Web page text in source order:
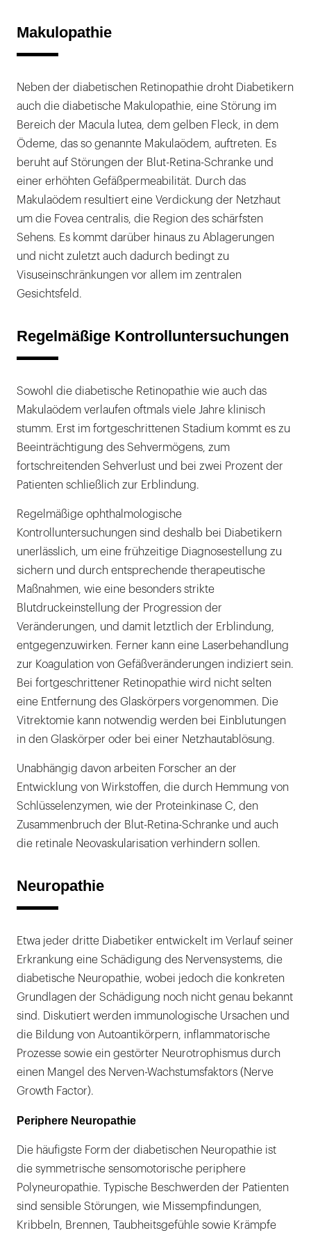
Makulopathie
Neben der diabetischen Retinopathie droht Diabetikern
auch die diabetische Makulopathie, eine Störung im
Bereich der Macula lutea, dem gelben Fleck, in dem
Ödeme, das so genannte Makulaödem, auftreten. Es
beruht auf Störungen der Blut-Retina-Schranke und
einer erhöhten Gefäßpermeabilität. Durch das
Makulaödem resultiert eine Verdickung der Netzhaut
um die Fovea centralis, die Region des schärfsten
Sehens. Es kommt darüber hinaus zu Ablagerungen
und nicht zuletzt auch dadurch bedingt zu
Visuseinschränkungen vor allem im zentralen
Gesichtsfeld.
Regelmäßige Kontrolluntersuchungen
Sowohl die diabetische Retinopathie wie auch das
Makulaödem verlaufen oftmals viele Jahre klinisch
stumm. Erst im fortgeschrittenen Stadium kommt es zu
Beeinträchtigung des Sehvermögens, zum
fortschreitenden Sehverlust und bei zwei Prozent der
Patienten schließlich zur Erblindung.
Regelmäßige ophthalmologische
Kontrolluntersuchungen sind deshalb bei Diabetikern
unerlässlich, um eine frühzeitige Diagnosestellung zu
sichern und durch entsprechende therapeutische
Maßnahmen, wie eine besonders strikte
Blutdruckeinstellung der Progression der
Veränderungen, und damit letztlich der Erblindung,
entgegenzuwirken. Ferner kann eine Laserbehandlung
zur Koagulation von Gefäßveränderungen indiziert sein.
Bei fortgeschrittener Retinopathie wird nicht selten
eine Entfernung des Glaskörpers vorgenommen. Die
Vitrektomie kann notwendig werden bei Einblutungen
in den Glaskörper oder bei einer Netzhautablösung.
Unabhängig davon arbeiten Forscher an der
Entwicklung von Wirkstoffen, die durch Hemmung von
Schlüsselenzymen, wie der Proteinkinase C, den
Zusammenbruch der Blut-Retina-Schranke und auch
die retinale Neovaskularisation verhindern sollen.
Neuropathie
Etwa jeder dritte Diabetiker entwickelt im Verlauf seiner
Erkrankung eine Schädigung des Nervensystems, die
diabetische Neuropathie, wobei jedoch die konkreten
Grundlagen der Schädigung noch nicht genau bekannt
sind. Diskutiert werden immunologische Ursachen und
die Bildung von Autoantikörpern, inflammatorische
Prozesse sowie ein gestörter Neurotrophismus durch
einen Mangel des Nerven-Wachstumsfaktors (Nerve
Growth Factor).
Periphere Neuropathie
Die häufigste Form der diabetischen Neuropathie ist
die symmetrische sensomotorische periphere
Polyneuropathie. Typische Beschwerden der Patienten
sind sensible Störungen, wie Missempfindungen,
Kribbeln, Brennen, Taubheitsgefühle sowie Krämpfe